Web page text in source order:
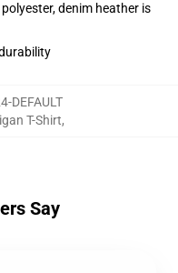
denim heather is
DEFAULT
T-Shirt,
Say